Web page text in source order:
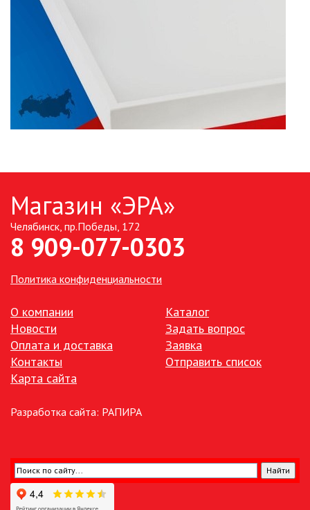
СЕТЕВЫЕ ФИЛЬТРЫ, СИЛОВЫЕ
РАЗЪЕМЫ И УДЛИНИТЕЛИ,
ТРОЙНИКИ И КОЛОДКИ, ВИЛКИ
СОЛНЕЧНЫХ БАТАРЕЯХ
УЛИЧНЫЕ СВЕТИЛЬНИКИ
ФОНТАНЫ
ЭЛЕМЕНТЫ ПИТАНИЯ
Магазин «ЭРА»
Челябинск, пр.Победы, 172
8 909-077-0303
Политика конфиденциальности
О компании
Новости
Оплата и доставка
Контакты
Карта сайта
Каталог
Задать вопрос
Заявка
Отправить список
Разработка сайта: РАПИРА